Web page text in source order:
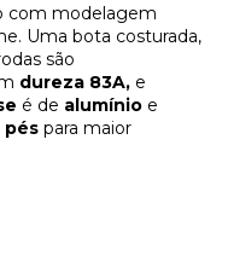
com modelagem
. Uma bota costurada,
são
dureza 83A, e
é de alumínio e
pés para maior